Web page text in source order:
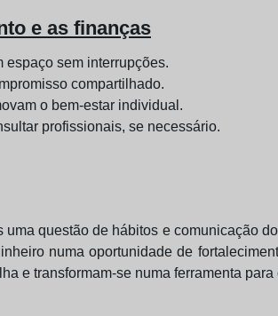
e as finanças
espaço sem interrupções.
compartilhado.
o bem-estar individual.
profissionais, se necessário.
questão de hábitos e comunicação
numa oportunidade de
e transformam-se numa ferramenta para